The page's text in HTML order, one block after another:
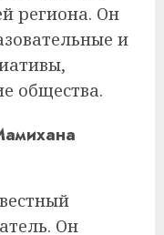
региона. Он
и
общества.
Он